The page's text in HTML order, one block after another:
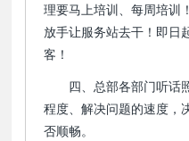
理要马上培训、每周培训
放手让服务站去干！即日
客！
四、总部各部门听话
程度、解决问题的速度，
否顺畅。